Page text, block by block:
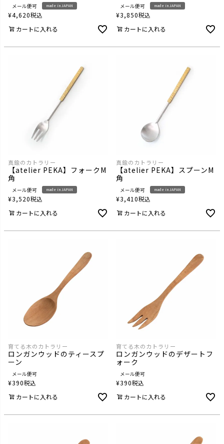
メール便可 made in JAPAN
¥4,620税込
カートに入れる
メール便可 made in JAPAN
¥3,850税込
カートに入れる
真鍮のカトラリー
【atelier PEKA】フォークM
角
メール便可 made in JAPAN
¥3,520税込
カートに入れる
真鍮のカトラリー
【atelier PEKA】スプーンM
角
メール便可 made in JAPAN
¥3,410税込
カートに入れる
育てる木のカトラリー
ロンガンウッドのティースプ
ーン
メール便可
¥390税込
カートに入れる
育てる木のカトラリー
ロンガンウッドのデザートフ
ォーク
メール便可
¥390税込
カートに入れる